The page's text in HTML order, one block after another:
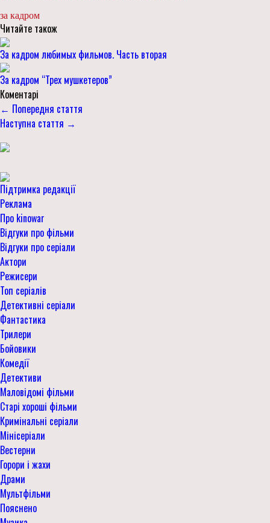
за кадром
Читайте також
За кадром любимых фильмов. Часть вторая
За кадром “Трех мушкетеров”
Коментарі
← Попередня стаття
Наступна стаття →
Підтримка редакції
Реклама
Про kinowar
Відгуки про фільми
Відгуки про серіали
Актори
Режисери
Топ серіалів
Детективні серіали
Фантастика
Трилери
Бойовики
Комедії
Детективи
Маловідомі фільми
Старі хороші фільми
Кримінальні серіали
Мінісеріали
Вестерни
Горори і жахи
Драми
Мультфільми
Пояснено